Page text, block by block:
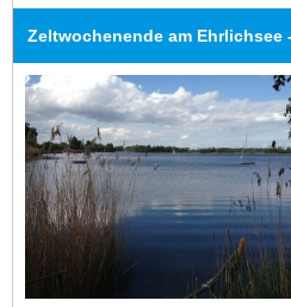
Zeltwochenende am Ehrlichsee